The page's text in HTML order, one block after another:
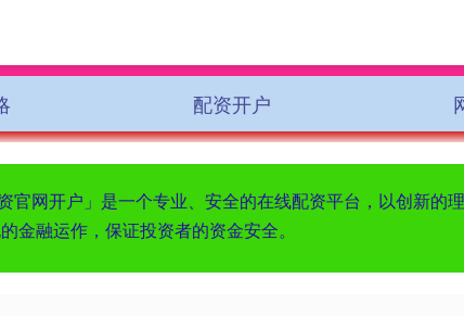
配资开户
官网开户」是一个专业、安全的在线配资平台，以创新的
金融运作，保证投资者的资金安全。